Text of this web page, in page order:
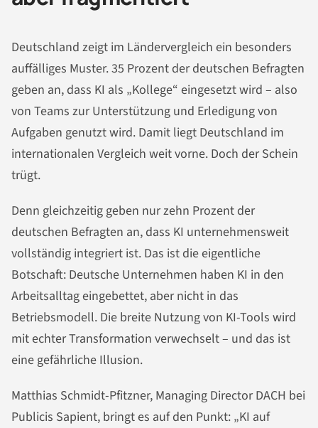
Deutschland zeigt im Ländervergleich ein besonders
auffälliges Muster. 35 Prozent der deutschen Befragten
geben an, dass KI als „Kollege“ eingesetzt wird – also
von Teams zur Unterstützung und Erledigung von
Aufgaben genutzt wird. Damit liegt Deutschland im
internationalen Vergleich weit vorne. Doch der Schein
trügt.
Denn gleichzeitig geben nur zehn Prozent der
deutschen Befragten an, dass KI unternehmensweit
vollständig integriert ist. Das ist die eigentliche
Botschaft: Deutsche Unternehmen haben KI in den
Arbeitsalltag eingebettet, aber nicht in das
Betriebsmodell. Die breite Nutzung von KI-Tools wird
mit echter Transformation verwechselt – und das ist
eine gefährliche Illusion.
Matthias Schmidt-Pfitzner, Managing Director DACH bei
Publicis Sapient, bringt es auf den Punkt: „KI auf